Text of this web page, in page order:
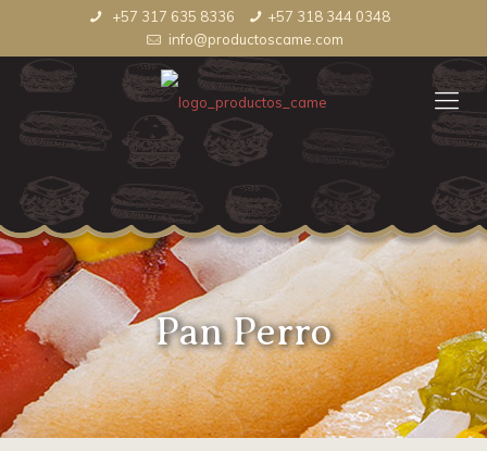
+57 317 635 8336
+57 318 344 0348
info@productoscame.com
Pan Perro